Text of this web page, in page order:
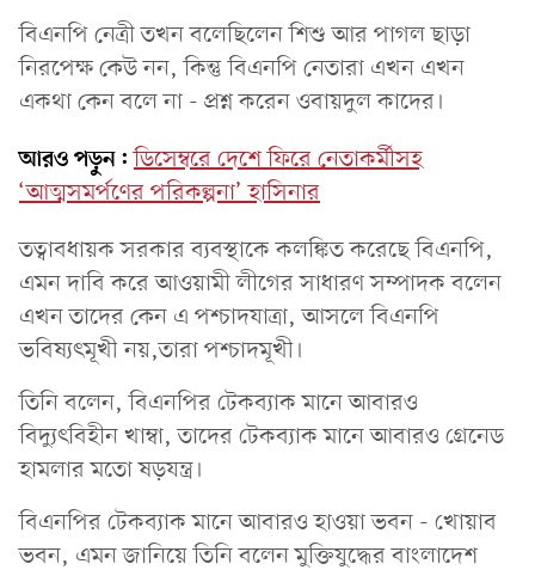
বিএনপি নেত্রী তখন বলেছিলেন শিশু আর পাগল ছাড়া
নিরপেক্ষ কেউ নন, কিন্তু বিএনপি নেতারা এখন এখন
একথা কেন বলে না - প্রশ্ন করেন ওবায়দুল কাদের।
আরও পড়ুন: ডিসেম্বরে দেশে ফিরে নেতাকর্মীসহ
‘আত্মসমর্পণের পরিকল্পনা’ হাসিনার
তত্বাবধায়ক সরকার ব্যবস্থাকে কলঙ্কিত করেছে বিএনপি,
এমন দাবি করে আওয়ামী লীগের সাধারণ সম্পাদক বলেন
এখন তাদের কেন এ পশ্চাদযাত্রা, আসলে বিএনপি
ভবিষ্যৎমূখী নয়,তারা পশ্চাদমূখী।
তিনি বলেন, বিএনপির টেকব্যাক মানে আবারও
বিদ্যুৎবিহীন খাম্বা, তাদের টেকব্যাক মানে আবারও গ্রেনেড
হামলার মতো ষড়যন্ত্র।
বিএনপির টেকব্যাক মানে আবারও হাওয়া ভবন - খোয়াব
ভবন, এমন জানিয়ে তিনি বলেন মুক্তিযুদ্ধের বাংলাদেশ